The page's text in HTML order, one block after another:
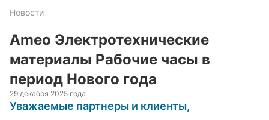
Новости
Ameo Электротехнические
материалы Рабочие часы в
период Нового года
29 декабря 2025 года
Уважаемые партнеры и клиенты,